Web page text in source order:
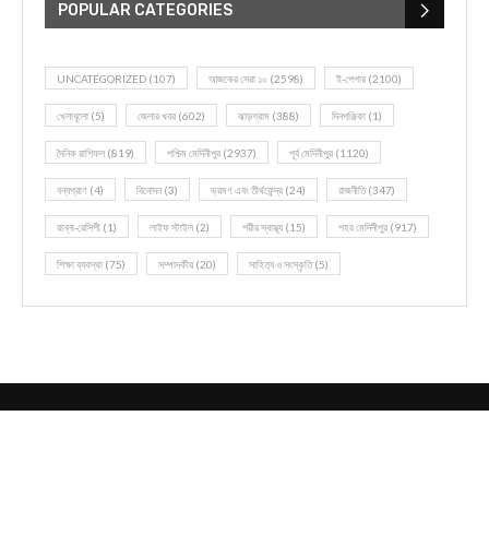
POPULAR CATEGORIES
UNCATEGORIZED (107) আজকের সেরা ১০ (2598) ই-পেপার (2100)
খেলাধূলো (5) জেলার খবর (602) ঝাড়গ্রাম (388) দিনপঞ্জিকা (1)
দৈনিক রাশিফল (819) পশ্চিম মেদিনীপুর (2937) পূর্ব মেদিনীপুর (1120)
বন্যপ্রাণ (4) বিনোদন(3) ভ্রমণ এবং তীর্থকেন্দ্র (24) রাজনীতি(347)
রান্না-রেসিপী (1) লাইফ স্টাইল (2) শরীর স্বাস্থ্য (15) শহর মেদিনীপুর (917)
শিক্ষা ব্যবস্থা (75) সম্পাদকীয় (20) সাহিত্য ও সংস্কৃতি(5)